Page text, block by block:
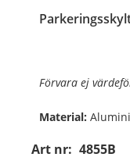
Art nr: 4855B
Förvara ej
Material:
Mått:500x250mm